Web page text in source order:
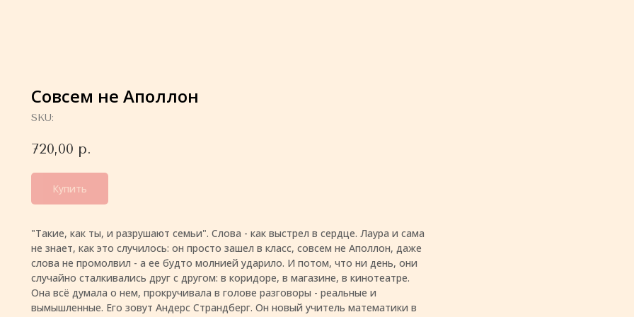
Совсем не Аполлон
SKU:
720,00 р.
Купить
"Такие, как ты, и разрушают семьи". Слова - как выстрел в сердце. Лаура и сама
не знает, как это случилось: он просто зашел в класс, совсем не Аполлон, даже
слова не промолвил - а ее будто молнией ударило. И потом, что ни день, они
случайно сталкивались друг с другом: в коридоре, в магазине, в кинотеатре.
Она всё думала о нем, прокручивала в голове разговоры - реальные и
вымышленные. Его зовут Андерс Страндберг. Он новый учитель математики в